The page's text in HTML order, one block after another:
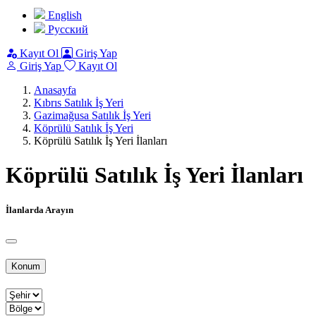
English
Pусский
Kayıt Ol
Giriş Yap
Giriş Yap
Kayıt Ol
Anasayfa
Kıbrıs Satılık İş Yeri
Gazimağusa Satılık İş Yeri
Köprülü Satılık İş Yeri
Köprülü Satılık İş Yeri İlanları
Köprülü Satılık İş Yeri İlanları
İlanlarda Arayın
Konum